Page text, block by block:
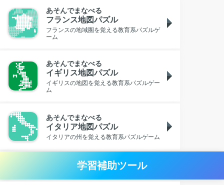
あそんでまなべる
フランス地図パズル
フランスの地域圏を覚える教育系パズルゲ
ーム
あそんでまなべる
イギリス地図パズル
イギリスの地図を覚える教育系パズルゲー
ム
あそんでまなべる
イタリア地図パズル
イタリアの州を覚える教育系パズルゲーム
学習補助ツール